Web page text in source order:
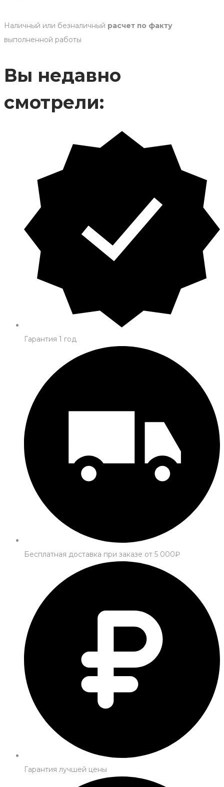
Наличный или безналичный расчет по факту
выполненной работы
Вы недавно
смотрели:
Гарантия 1 год
Бесплатная доставка при заказе от 5 000₽
Гарантия лучшей цены